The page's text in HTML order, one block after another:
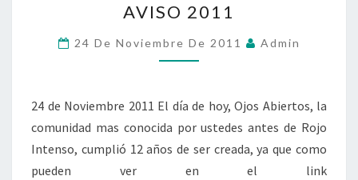
2011
AVISO 2011
24 De Noviembre De 2011 Admin
24 de Noviembre 2011 El día de hoy, Ojos Abiertos, la
comunidad mas conocida por ustedes antes de Rojo
Intenso, cumplió 12 años de ser creada, ya que como
pueden ver en el link